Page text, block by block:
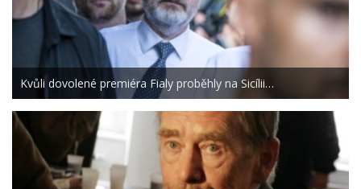
Kvůli dovolené premiéra Fialy proběhly na Sicílii…